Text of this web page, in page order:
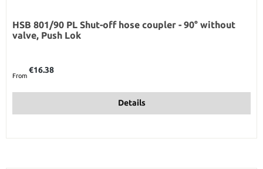
HSB 801/90 PL Shut-off hose coupler - 90° without
valve, Push Lok
From
€16.38
Details